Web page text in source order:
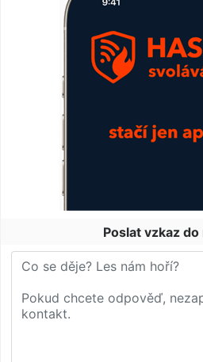
Poslat vzkaz